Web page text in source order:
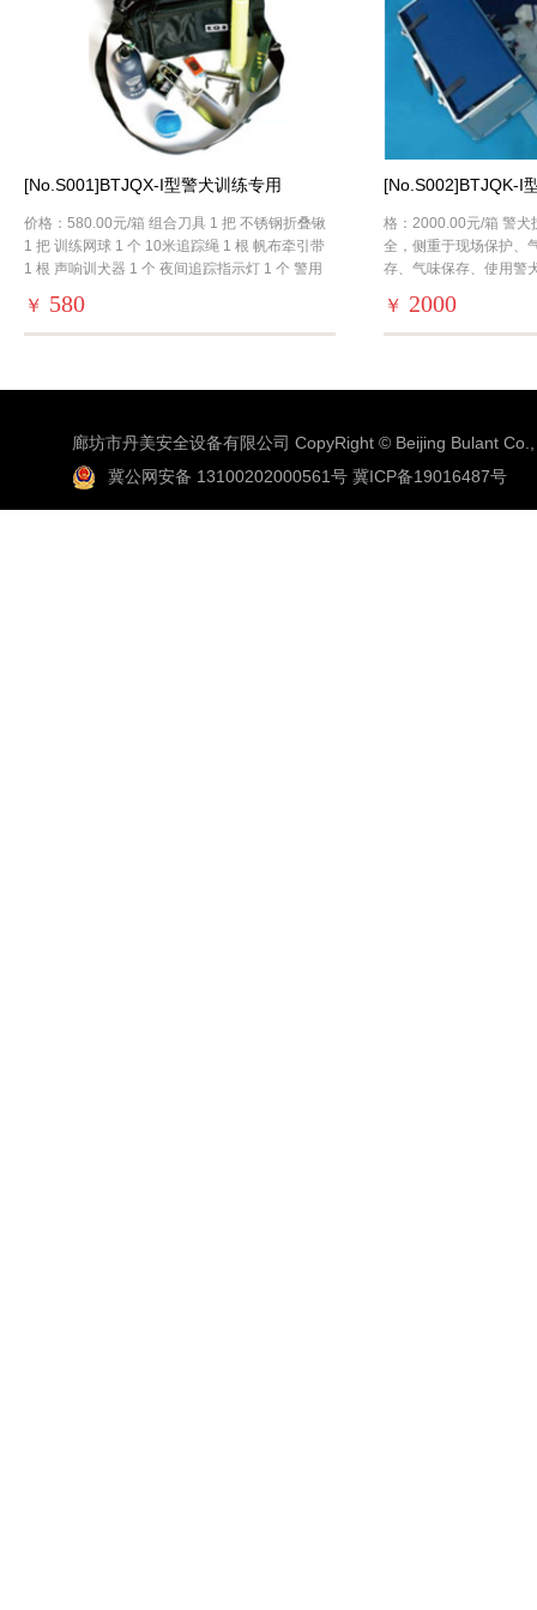
[No.S001]BTJQX-I型警犬训练专用
价格：580.00元/箱 组合刀具 1 把 不锈钢折叠锹
1 把 训练网球 1 个 10米追踪绳 1 根 帆布牵引带
1 根 声响训犬器 1 个 夜间追踪指示灯 1 个 警用
￥ 580
[No.S002]BTJQK-I
格：2000.00元/箱 警犬
全，侧重于现场保护、
存、气味保存、使用警
￥ 2000
廊坊市丹美安全设备有限公司 CopyRight © Beijing Bulant
冀公网安备 13100202000561号 冀ICP备19016487号